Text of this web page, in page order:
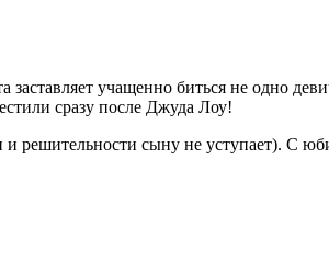
заставляет учащенно биться не одно
сразу после Джуда Лоу!
решительности сыну не уступает). С